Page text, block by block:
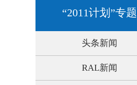
“2011计划”专题
头条新闻
RAL新闻